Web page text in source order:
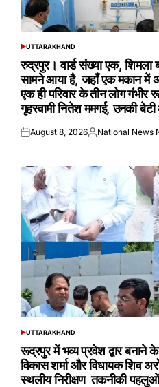
POSTED
UTTARAKHAND
रुद्रपुर। वार्ड संख्या एक, शिमला
सामने आया है, जहाँ एक मकान
एक ही परिवार के तीन लोग
गृहस्वामी नितेश ममगई, उनकी
Posted
August 8, 2026Posted
National News
POSTED
UTTARAKHAND
रूद्रपुर में भव्य प्रवेश द्वार बनाने
विकास शर्मा और विधायक शिव
स्थलीय निरीक्षण तकनीकी